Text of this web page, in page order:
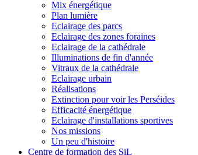
Mix énergétique
Plan lumière
Eclairage des parcs
Eclairage des zones foraines
Eclairage de la cathédrale
Illuminations de fin d'année
Vitraux de la cathédrale
Eclairage urbain
Réalisations
Extinction pour voir les Perséides
Efficacité énergétique
Eclairage d'installations sportives
Nos missions
Un peu d'histoire
Centre de formation des SiL